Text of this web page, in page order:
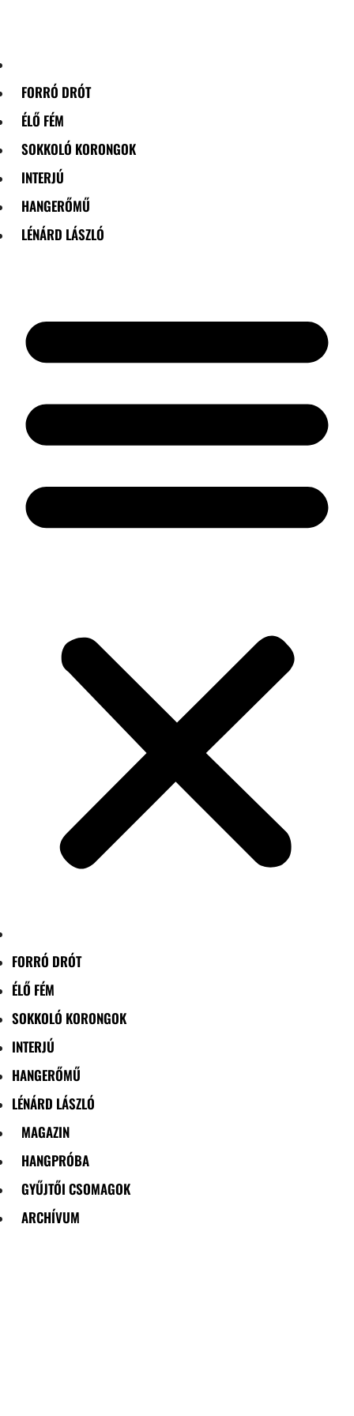
FORRÓ DRÓT
ÉLŐ FÉM
SOKKOLÓ KORONGOK
INTERJÚ
HANGERŐMŰ
LÉNÁRD LÁSZLÓ
FORRÓ DRÓT
ÉLŐ FÉM
SOKKOLÓ KORONGOK
INTERJÚ
HANGERŐMŰ
LÉNÁRD LÁSZLÓ
MAGAZIN
HANGPRÓBA
GYŰJTŐI CSOMAGOK
ARCHÍVUM